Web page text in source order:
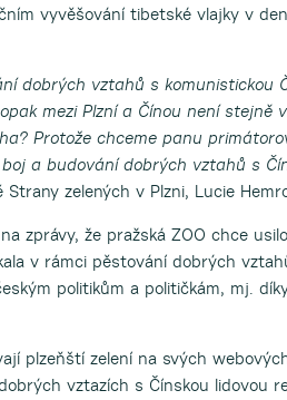
vyvěšování tibetské vlajky v
dobrých vztahů s komunistickou
mezi Plzní a Čínou není stejně
Protože chceme panu
a budování dobrých vztahů s
zelených v Plzni, Lucie
zprávy, že pražská ZOO chce
v rámci pěstování dobrých
politikům a političkám, mj.
plzeňští zelení na svých
vztazích s Čínskou lidovou